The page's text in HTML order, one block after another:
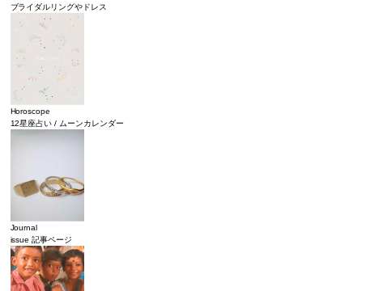
ブライダルリングやドレス
Horoscope
12星座占い / ムーンカレンダー
Journal
issue 記事ページ